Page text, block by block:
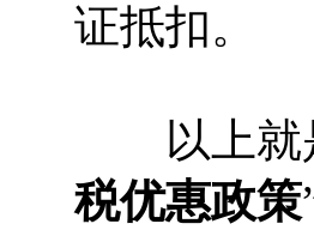
证抵扣。
以上就
税优惠政策